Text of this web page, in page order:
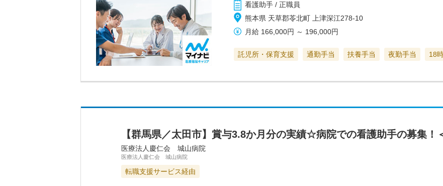
看護助手 / 正職員
熊本県 天草郡苓北町 上津深江278-10
月給 166,000円 ～ 196,000円
託児所・保育支援 通勤手当 扶養手当 夜勤手当 18
【群馬県／太田市】賞与3.8か月分の実績☆病院での看護助手の募集！
医療法人慶仁会 城山病院
医療法人慶仁会 城山病院
転職支援サービス経由